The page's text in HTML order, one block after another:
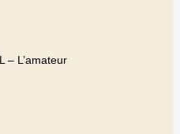
– L’amateur